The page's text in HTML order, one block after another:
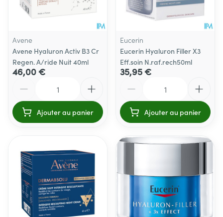
Avene
Avene Hyaluron Activ B3 Cr
Regen. A/ride Nuit 40ml
46,00 €
Ajouter au panier
Eucerin
Eucerin Hyaluron Filler X3
Eff.soin N.raf.rech50ml
35,95 €
Ajouter au panier